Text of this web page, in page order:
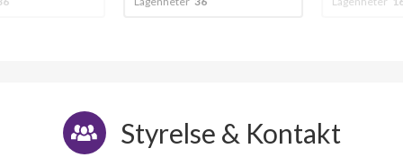
Styrelse & Kontakt